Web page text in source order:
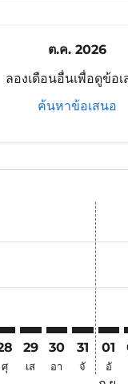
ต.ค. 2026
ลองเดือนอื่นเพื่อดูข้อเ
ค้นหาข้อเสนอ
ค้นหาข้อเสนอ
ค้นหาข้อเสนอ
disclaimer. ค้นหาข้อเ
disclaimer. ค้นห
offers-disclaimer.
view-offers-
cmp-view-offers-
cmp-view-
DVO–PKU: cmp-
ศุ
DVO–PKU:
29
เส
DVO–PKU:
30
อา
31
จั
01
อั